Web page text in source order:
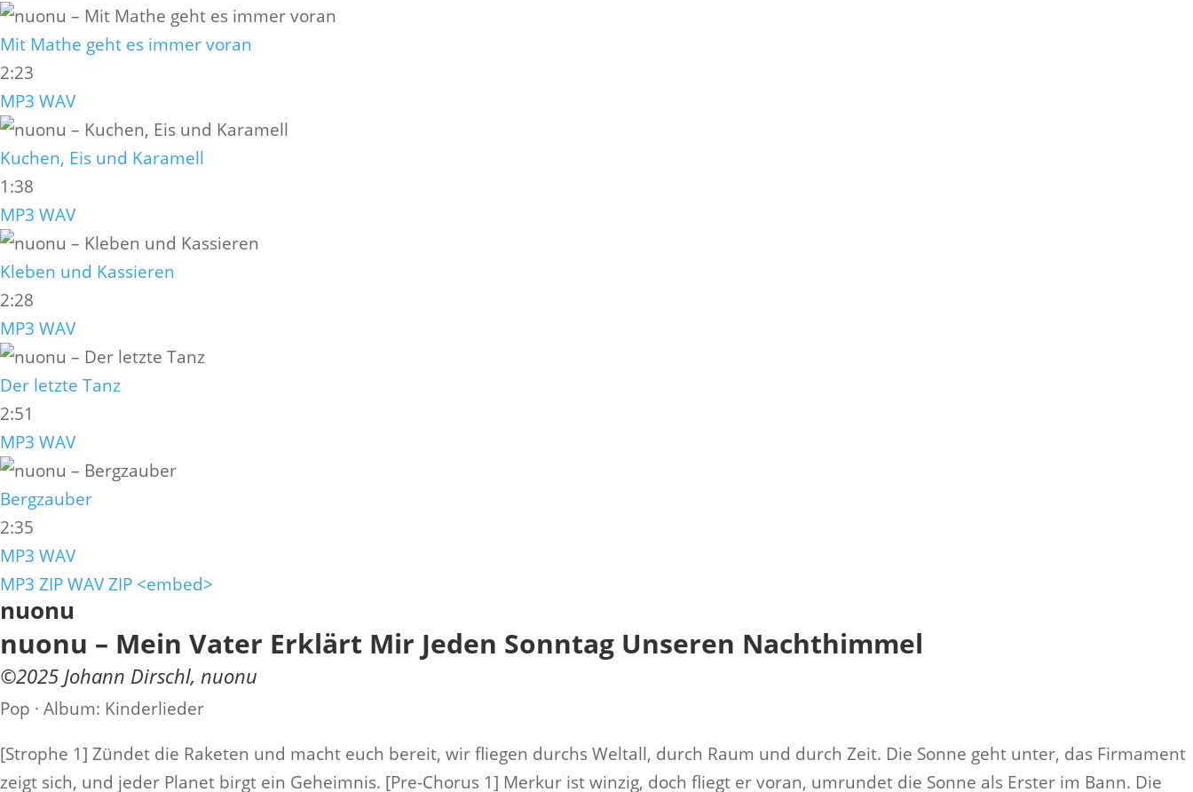
Mit Mathe geht es immer voran
2:23
MP3 WAV
Kuchen, Eis und Karamell
1:38
MP3 WAV
Kleben und Kassieren
2:28
MP3 WAV
Der letzte Tanz
2:51
MP3 WAV
Bergzauber
2:35
MP3 WAV
MP3 ZIPWAV ZIP <embed>
nuonu
nuonu – Mein Vater Erklärt Mir Jeden Sonntag Unseren Nachthimmel
©2025 Johann Dirschl, nuonu
Pop · Album: Kinderlieder
[Strophe 1] Zündet die Raketen und macht euch bereit, wir fliegen durchs Weltall, durch Raum und durch Zeit. Die Sonne geht unter, das Firmament
zeigt sich, und jeder Planet birgt ein Geheimnis. [Pre-Chorus 1] Merkur ist winzig, doch fliegt er voran, umrundet die Sonne als Erster im Bann. Die